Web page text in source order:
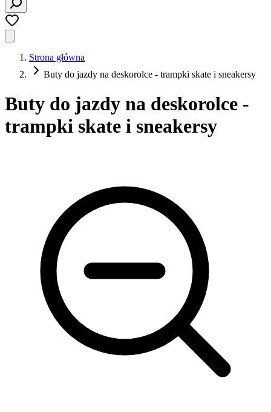
Strona główna
Buty do jazdy na deskorolce - trampki skate i sneakersy
Buty do jazdy na deskorolce -
trampki skate i sneakersy